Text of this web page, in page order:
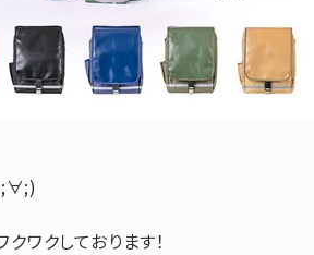
;∀;)
ワクしております！